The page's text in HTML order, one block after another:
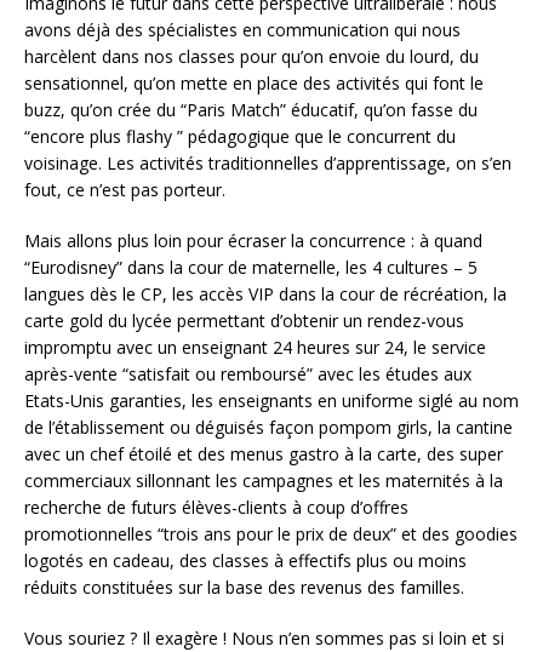
avons déjà des spécialistes en communication qui nous
harcèlent dans nos classes pour qu’on envoie du lourd, du
sensationnel, qu’on mette en place des activités qui font le
buzz, qu’on crée du “Paris Match” éducatif, qu’on fasse du
“encore plus flashy ” pédagogique que le concurrent du
voisinage. Les activités traditionnelles d’apprentissage, on s’en
fout, ce n’est pas porteur.
Mais allons plus loin pour écraser la concurrence : à quand
“Eurodisney” dans la cour de maternelle, les 4 cultures – 5
langues dès le CP, les accès VIP dans la cour de récréation, la
carte gold du lycée permettant d’obtenir un rendez-vous
impromptu avec un enseignant 24 heures sur 24, le service
après-vente “satisfait ou remboursé” avec les études aux
Etats-Unis garanties, les enseignants en uniforme siglé au nom
de l’établissement ou déguisés façon pompom girls, la cantine
avec un chef étoilé et des menus gastro à la carte, des super
commerciaux sillonnant les campagnes et les maternités à la
recherche de futurs élèves-clients à coup d’offres
promotionnelles “trois ans pour le prix de deux” et des goodies
logotés en cadeau, des classes à effectifs plus ou moins
réduits constituées sur la base des revenus des familles.
Vous souriez ? Il exagère ! Nous n’en sommes pas si loin et si